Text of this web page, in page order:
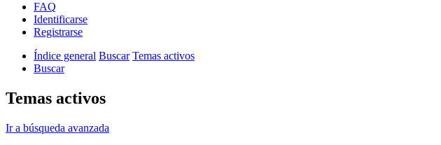
FAQ
Identificarse
Registrarse
Índice general Buscar Temas activos
Buscar
Temas activos
Ir a búsqueda avanzada